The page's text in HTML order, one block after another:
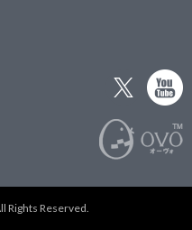
Rights Reserved.